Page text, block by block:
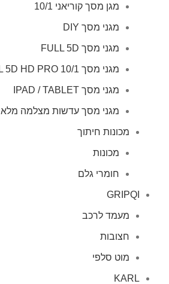
מגן מסך קוריאני 10/1
מגני מסך DIY
מגני מסך FULL 5D
מגני מסך FULL 5D HD PRO 10/1
מגני מסך IPAD / TABLET
מגני מסך עדשות מצלמה מלא
מכונות חיתוך
מכונות
חומרי גלם
GRIPQI
מעמד לרכב
חצובות
מוט סלפי
KARL